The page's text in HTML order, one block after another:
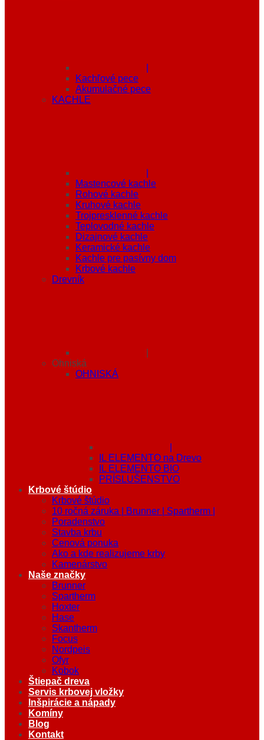
Kachľové pece
Akumulačné pece
KACHLE
Mastencové kachle
Rohové kachle
Kruhové kachle
Trojpresklenné kachle
Teplovodné kachle
Dizajnové kachle
Keramické kachle
Kachle pre pasívny dom
Krbové kachle
Drevník
Ohniská
OHNISKÁ
IL ELEMENTO na Drevo
IL ELEMENTO BIO
PRÍSLUŠENSTVO
Krbové štúdio
Krbové štúdio
10 ročná záruka | Brunner | Spartherm |
Poradenstvo
Stavba krbu
Cenová ponuka
Ako a kde realizujeme krby
Kamenárstvo
Naše značky
Brunner
Spartherm
Hoxter
Hase
Skantherm
Focus
Nordpeis
Ofyr
Kobok
Štiepač dreva
Servis krbovej vložky
Inšpirácie a nápady
Komíny
Blog
Kontakt